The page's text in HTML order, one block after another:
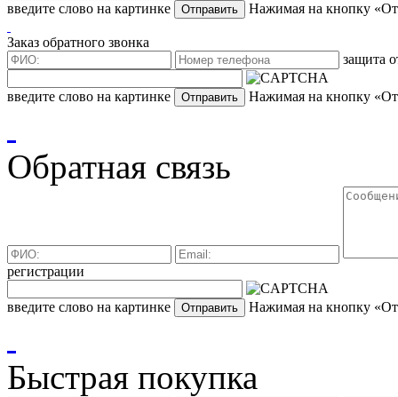
введите слово на картинке Нажимая на кнопку
Заказ обратного звонка
защита
введите слово на картинке Нажимая на кнопку
Обратная связь
регистрации
введите слово на картинке Нажимая на кнопку
Быстрая покупка